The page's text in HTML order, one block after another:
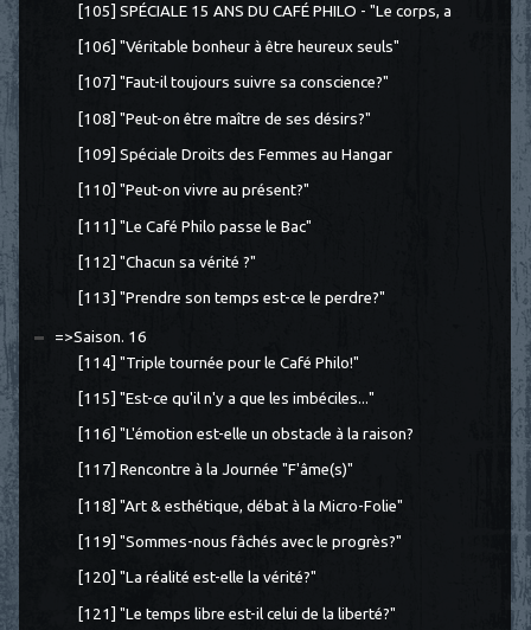
[105] SPÉCIALE 15 ANS DU CAFÉ PHILO - "Le corps, a
[106] "Véritable bonheur à être heureux seuls"
[107] "Faut-il toujours suivre sa conscience?"
[108] "Peut-on être maître de ses désirs?"
[109] Spéciale Droits des Femmes au Hangar
[110] "Peut-on vivre au présent?"
[111] "Le Café Philo passe le Bac"
[112] "Chacun sa vérité ?"
[113] "Prendre son temps est-ce le perdre?"
=>Saison. 16
[114] "Triple tournée pour le Café Philo!"
[115] "Est-ce qu'il n'y a que les imbéciles..."
[116] "L'émotion est-elle un obstacle à la raison?
[117] Rencontre à la Journée "F'âme(s)"
[118] "Art & esthétique, débat à la Micro-Folie"
[119] "Sommes-nous fâchés avec le progrès?"
[120] "La réalité est-elle la vérité?"
[121] "Le temps libre est-il celui de la liberté?"